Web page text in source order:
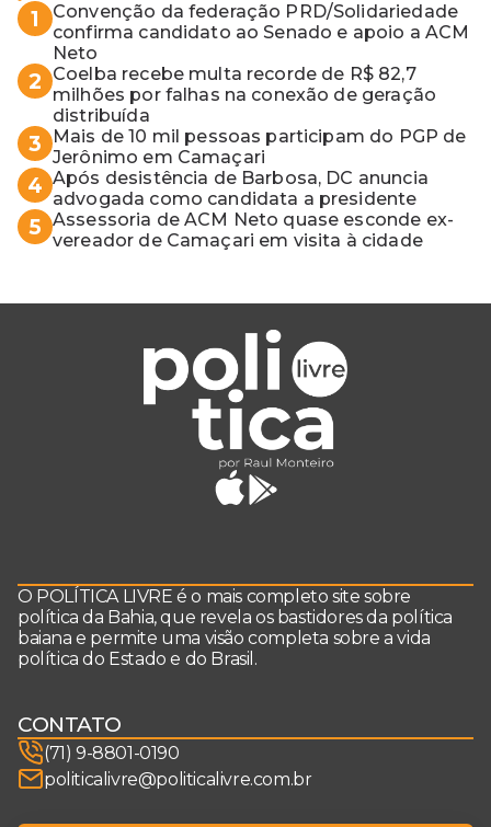
1
Convenção da federação PRD/Solidariedade
confirma candidato ao Senado e apoio a ACM
Neto
2
Coelba recebe multa recorde de R$ 82,7
milhões por falhas na conexão de geração
distribuída
3
Mais de 10 mil pessoas participam do PGP de
Jerônimo em Camaçari
4 Após desistência de Barbosa, DC anuncia
advogada como candidata a presidente
5 Assessoria de ACM Neto quase esconde ex-
vereador de Camaçari em visita à cidade
O POLÍTICA LIVRE é o mais completo site sobre
política da Bahia, que revela os bastidores da política
baiana e permite uma visão completa sobre a vida
política do Estado e do Brasil.
CONTATO
(71) 9-8801-0190
politicalivre@politicalivre.com.br